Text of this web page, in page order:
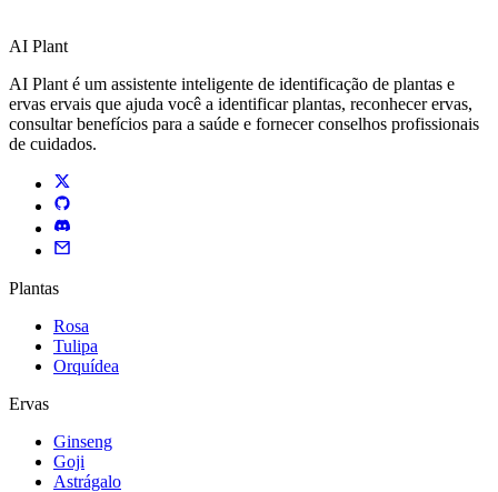
AI Plant
AI Plant é um assistente inteligente de identificação de plantas e
ervas ervais que ajuda você a identificar plantas, reconhecer ervas,
consultar benefícios para a saúde e fornecer conselhos profissionais
de cuidados.
Plantas
Rosa
Tulipa
Orquídea
Ervas
Ginseng
Goji
Astrágalo